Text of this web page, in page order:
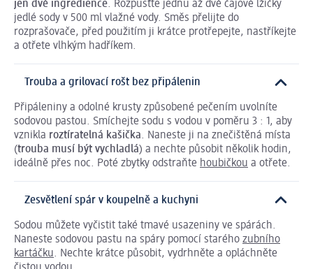
jen dvě ingredience. Rozpusťte jednu až dvě čajové lžičky
jedlé sody v 500 ml vlažné vody. Směs přelijte do
rozprašovače, před použitím ji krátce protřepejte, nastříkejte
a otřete vlhkým hadříkem.
Trouba a grilovací rošt bez připálenin
Připáleniny a odolné krusty způsobené pečením uvolníte
sodovou pastou. Smíchejte sodu s vodou v poměru 3 : 1, aby
vznikla roztíratelná kašička. Naneste ji na znečištěná místa
(trouba musí být vychladlá) a nechte působit několik hodin,
ideálně přes noc. Poté zbytky odstraňte houbičkou a otřete.
Zesvětlení spár v koupelně a kuchyni
Sodou můžete vyčistit také tmavé usazeniny ve spárách.
Naneste sodovou pastu na spáry pomocí starého zubního
kartáčku. Nechte krátce působit, vydrhněte a opláchněte